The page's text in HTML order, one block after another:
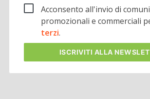
Acconsento all'invio di
promozionali e commerciali
terzi.
ISCRIVITI ALLA